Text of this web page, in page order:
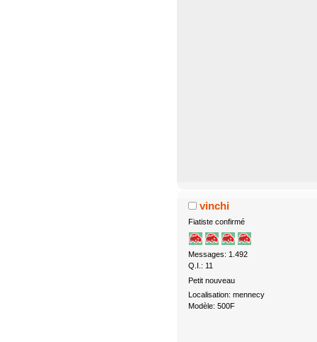
vinchi
Fiatiste confirmé
Messages: 1.492
Q.I.: 11
Petit nouveau
Localisation: mennecy
Modèle: 500F